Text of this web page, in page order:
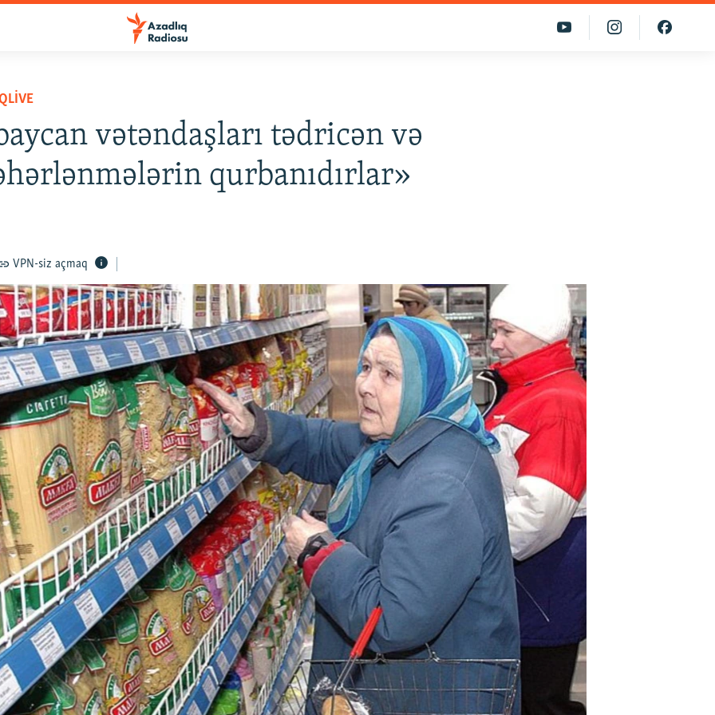
vətəndaşları tədricən və
qurbanıdırlar»
VPN-siz açmaq